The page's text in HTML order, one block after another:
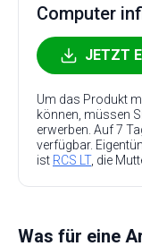
Computer
JETZT
Um das Produkt
können, müssen
erwerben. Auf 7
verfügbar.
ist RCS LT, die
Was für eine